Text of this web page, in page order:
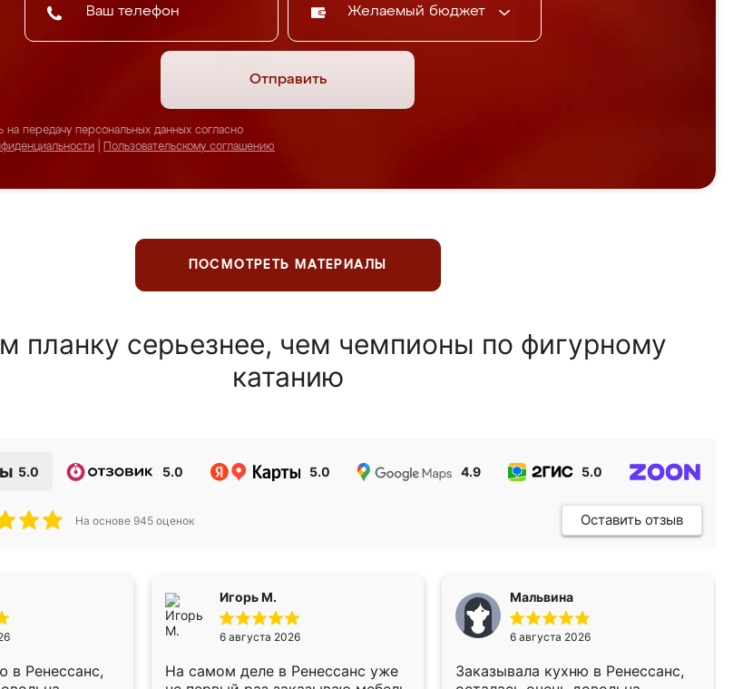
Желаемый бюджет
Отправить
на передачу персональных данных согласно
Пользовательскому соглашению
ПОСМОТРЕТЬ МАТЕРИАЛЫ
планку серьезнее, чем чемпионы по фигурному
катанию
5.0 5.0 5.0 4.9 5.0
На основе 945 оценок Оставить отзыв
в Ренессанс,
Игорь М.
6 августа 2026
На самом деле в Ренессанс уже
Мальвина
6 августа 2026
Заказывала кухню в Ренессанс,